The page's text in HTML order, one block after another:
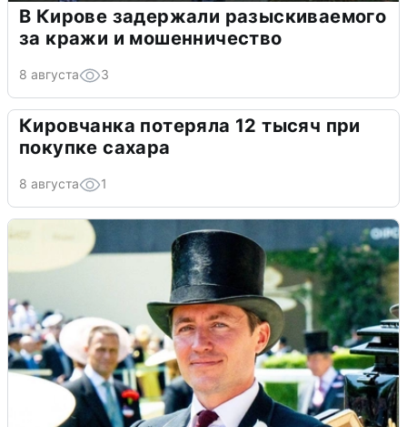
В Кирове задержали разыскиваемого
за кражи и мошенничество
8 августа 3
Кировчанка потеряла 12 тысяч при
покупке сахара
8 августа 1